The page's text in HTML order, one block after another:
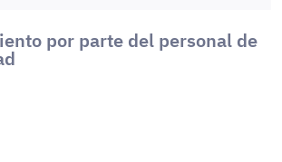
por parte del personal de